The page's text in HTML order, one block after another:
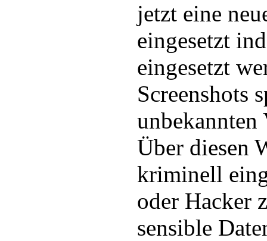
jetzt eine
eingesetzt
eingesetzt
Screenshots
Über diesen
kriminell
oder Hacker
sensible